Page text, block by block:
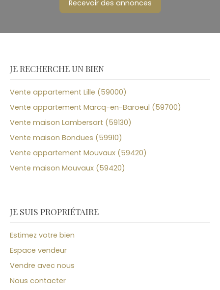
Recevoir des annonces
JE RECHERCHE UN BIEN
Vente appartement Lille (59000)
Vente appartement Marcq-en-Baroeul (59700)
Vente maison Lambersart (59130)
Vente maison Bondues (59910)
Vente appartement Mouvaux (59420)
Vente maison Mouvaux (59420)
JE SUIS PROPRIÉTAIRE
Estimez votre bien
Espace vendeur
Vendre avec nous
Nous contacter